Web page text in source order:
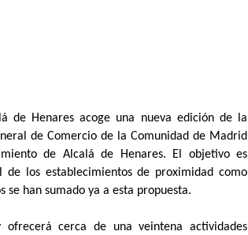
de Henares acoge una nueva edición de la
de Comercio de la Comunidad de Madrid
de Alcalá de Henares. El objetivo es
los establecimientos de proximidad como
han sumado ya a esta propuesta.
cerca de una veintena actividades